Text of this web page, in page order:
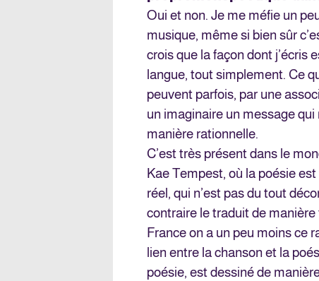
Oui et non. Je me méfie un
musique, même si bien sûr
crois que la façon dont j’écris
langue, tout simplement. Ce
peuvent parfois, par une
un imaginaire un message
manière rationnelle.
C’est très présent dans le
Kae Tempest, où la poésie
réel, qui n’est pas du tout
contraire le traduit de manière
France on a un peu moins ce
lien entre la chanson et la
poésie, est dessiné de